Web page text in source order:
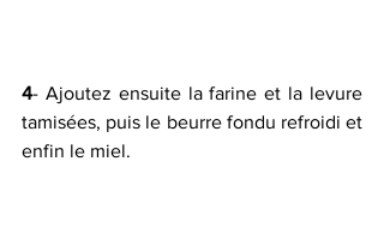
4- Ajoutez ensuite la farine et la levure
tamisées, puis le beurre fondu refroidi et
enfin le miel.